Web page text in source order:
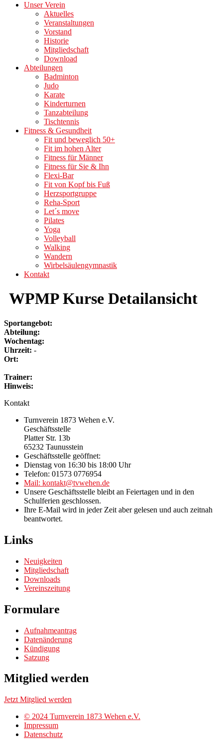
Unser Verein
Aktuelles
Veranstaltungen
Vorstand
Historie
Mitgliedschaft
Download
Abteilungen
Badminton
Judo
Karate
Kinderturnen
Tanzabteilung
Tischtennis
Fitness & Gesundheit
Fit und beweglich 50+
Fit im hohen Alter
Fitness für Männer
Fitness für Sie & Ihn
Flexi-Bar
Fit von Kopf bis Fuß
Herzsportgruppe
Reha-Sport
Let´s move
Pilates
Yoga
Volleyball
Walking
Wandern
Wirbelsäulengymnastik
Kontakt
WPMP Kurse Detailansicht
Sportangebot:
Abteilung:
Wochentag:
Uhrzeit: -
Ort:
Trainer:
Hinweis:
Kontakt
Turnverein 1873 Wehen e.V.
Geschäftsstelle
Platter Str. 13b
65232 Taunusstein
Geschäftsstelle geöffnet:
Dienstag von 16:30 bis 18:00 Uhr
Telefon: 01573 0776954
Mail: kontakt@tvwehen.de
Unsere Geschäftsstelle bleibt an Feiertagen und in den
Schulferien geschlossen.
Ihre E-Mail wird in jeder Zeit aber gelesen und auch zeitnah
beantwortet.
Links
Neuigkeiten
Mitgliedschaft
Downloads
Vereinszeitung
Formulare
Aufnahmeantrag
Datenänderung
Kündigung
Satzung
Mitglied werden
Jetzt Mitglied werden
© 2024 Turnverein 1873 Wehen e.V.
Impressum
Datenschutz